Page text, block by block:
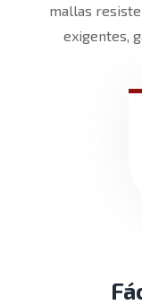
mallas
exigentes,